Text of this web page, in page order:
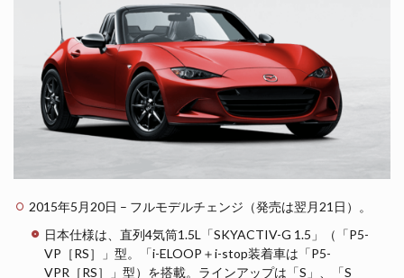
2015年5月20日 – フルモデルチェンジ（発売は翌月21日）。
日本仕様は、直列4気筒1.5L「SKYACTIV-G 1.5」（「P5-
VP［RS］」型。「i-ELOOP＋i-stop装着車は「P5-
VPR［RS］」型）を搭載。ラインアップは「S」、「S